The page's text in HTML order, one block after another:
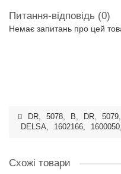
Питання-відповідь (0)
Немає запитань про цей
DR, 5078, B, DR, 5079,
DELSA, 1602166, 1600050,
Схожі товари